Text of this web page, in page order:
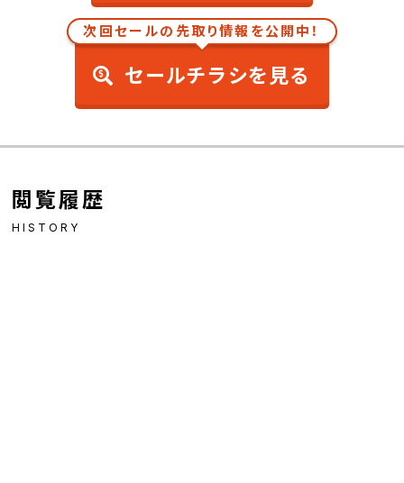
次回セールの先取り情報を公開中！
セールチラシを見る
閲覧履歴
HISTORY